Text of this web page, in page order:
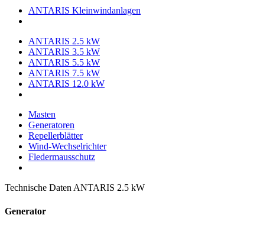
ANTARIS Kleinwindanlagen
ANTARIS 2.5 kW
ANTARIS 3.5 kW
ANTARIS 5.5 kW
ANTARIS 7.5 kW
ANTARIS 12.0 kW
Masten
Generatoren
Repellerblätter
Wind-Wechselrichter
Fledermausschutz
Technische Daten ANTARIS 2.5 kW
Generator